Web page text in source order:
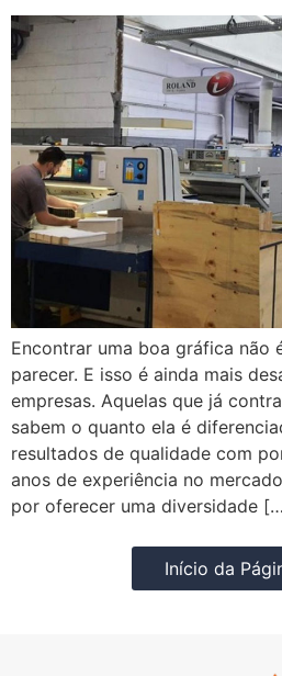
Encontrar uma boa gráfica não
parecer. E isso é ainda mais
empresas. Aquelas que já
sabem o quanto ela é
resultados de qualidade com
anos de experiência no
por oferecer uma diversidade
Início da